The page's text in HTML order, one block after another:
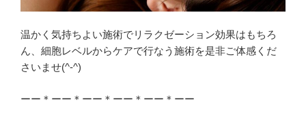
温かく気持ちよい施術でリラクゼーション効果はもちろ
ん、細胞レベルからケアで行なう施術を是非ご体感くだ
さいませ(^-^)
ーー＊ーー＊ーー＊ーー＊ーー＊ーー